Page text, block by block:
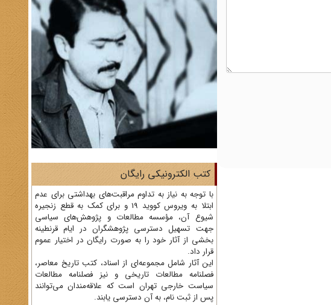
کتب الکترونیکی رایگان
با توجه به نیاز به تداوم مراقبت‌های بهداشتی برای عدم
ابتلا به ویروس کووید 19 و برای کمک به قطع زنجیره
شیوع آن، مؤسسه مطالعات و پژوهش‌های سیاسی
جهت تسهیل دسترسی پژوهشگران در ایام قرنطینه
بخشی از آثار خود را به صورت رایگان در اختیار عموم
قرار داد.
این آثار شامل مجموعه‌ای از اسناد، کتب تاریخ معاصر،
فصلنامه‌ مطالعات تاریخی و نیز فصلنامه مطالعات
سیاست خارجی تهران است که علاقه‌مندان می‌توانند
پس از ثبت نام، به آن دسترسی یابند.